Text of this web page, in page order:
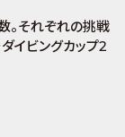
。それぞれの挑戦
イビングカップ2